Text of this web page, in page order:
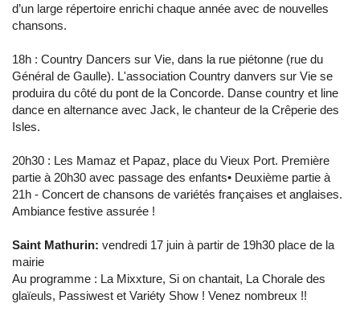
d’un large répertoire enrichi chaque année avec de nouvelles
chansons.
18h : Country Dancers sur Vie, dans la rue piétonne (rue du
Général de Gaulle). L'association Country danvers sur Vie se
produira du côté du pont de la Concorde. Danse country et line
dance en alternance avec Jack, le chanteur de la Crêperie des
Isles.
20h30 : Les Mamaz et Papaz, place du Vieux Port. Première
partie à 20h30 avec passage des enfants• Deuxième partie à
21h - Concert de chansons de variétés françaises et anglaises.
Ambiance festive assurée !
Saint Mathurin: vendredi 17 juin à partir de 19h30 place de la
mairie
Au programme : La Mixxture, Si on chantait, La Chorale des
glaïeuls, Passiwest et Variéty Show ! Venez nombreux !!